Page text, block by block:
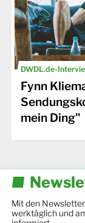
DWDL.de-
Fynn
mein Ding"
Mit den
werktäglich und